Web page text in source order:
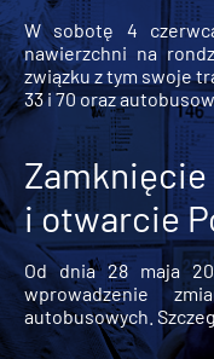
W sobotę 4
nawierzchni na
związku z tym swoje
33 i 70 oraz
i otwarcie
Od dnia 28 maja
wprowadzenie
autobusowych.